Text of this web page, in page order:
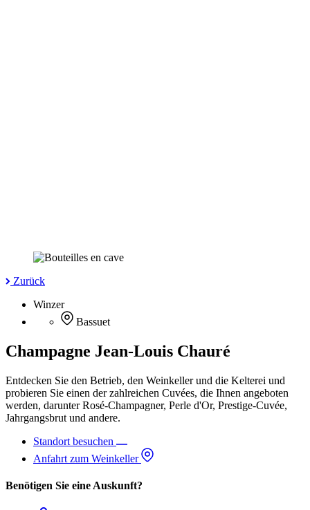
Zurück
Winzer
Bassuet
Champagne Jean-Louis Chauré
Entdecken Sie den Betrieb, den Weinkeller und die Kelterei und
probieren Sie einen der zahlreichen Cuvées, die Ihnen angeboten
werden, darunter Rosé-Champagner, Perle d'Or, Prestige-Cuvée,
Jahrgangsbrut und andere.
Standort besuchen
Anfahrt zum Weinkeller
Benötigen Sie eine Auskunft?